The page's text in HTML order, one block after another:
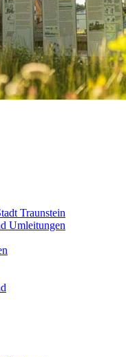
Traunstein
Umleitungen